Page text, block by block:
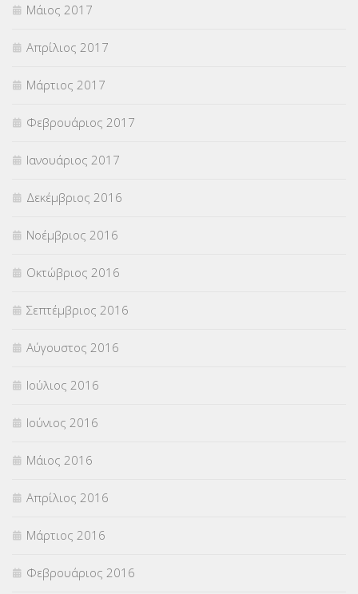
Μάιος 2017
Απρίλιος 2017
Μάρτιος 2017
Φεβρουάριος 2017
Ιανουάριος 2017
Δεκέμβριος 2016
Νοέμβριος 2016
Οκτώβριος 2016
Σεπτέμβριος 2016
Αύγουστος 2016
Ιούλιος 2016
Ιούνιος 2016
Μάιος 2016
Απρίλιος 2016
Μάρτιος 2016
Φεβρουάριος 2016